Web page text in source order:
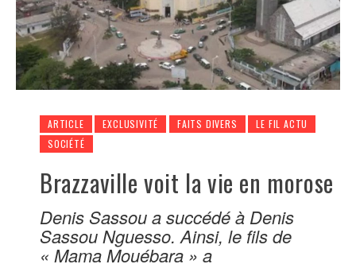
ARTICLE EXCLUSIVITÉ FAITS DIVERS
LE FIL ACTU
SOCIÉTÉ
Brazzaville voit la vie en morose
Denis Sassou a succédé à Denis
Sassou Nguesso. Ainsi, le fils de
« Mama Mouébara » a